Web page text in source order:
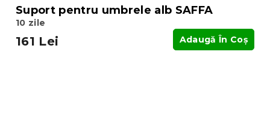
Suport pentru umbrele alb SAFFA
10 zile
161 Lei Adaugă În Coş